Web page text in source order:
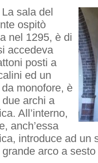
La sala del
ospitò
nel 1295, è di
accedeva
posti a
ed un
monofore, è
archi a
All’interno,
anch’essa
introduce ad un
arco a